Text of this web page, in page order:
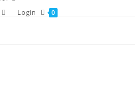
Login 0